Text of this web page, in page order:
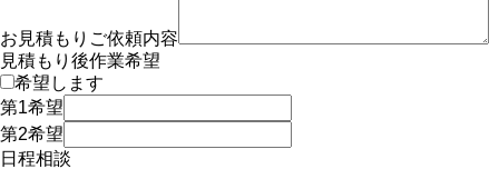
お見積もりご依頼内容
見積もり後作業希望
希望します
第1希望
第2希望
日程相談